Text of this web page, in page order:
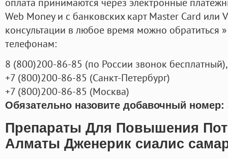
Web Money и с банковских карт Master Card или
консультации в любое время можно обратиться
телефонам:
8 (800)200-86-85 (по России звонок бесплатный),
+7 (800)200-86-85 (Санкт-Петербург)
+7 (800)200-86-85 (Москва)
Обязательно назовите добавочный номер:
Препараты Для Повышения
Алматы Дженерик сиалис